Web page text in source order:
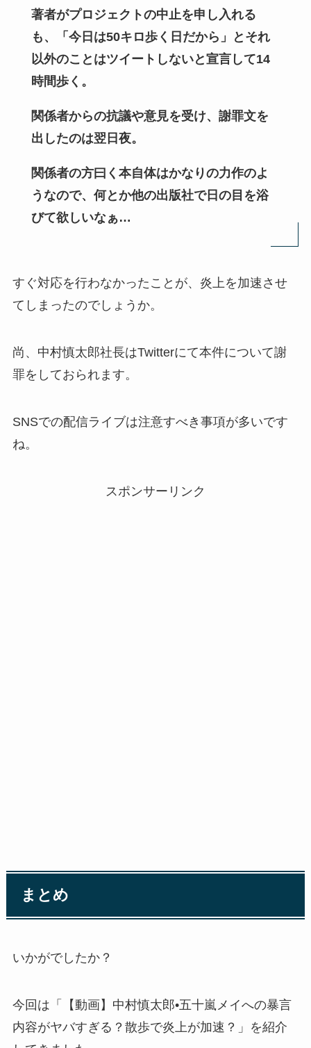
著者がプロジェクトの中止を申し入れる
も、「今日は50キロ歩く日だから」とそれ
以外のことはツイートしないと宣言して14
時間歩く。
関係者からの抗議や意見を受け、謝罪文を
出したのは翌日夜。
関係者の方曰く本自体はかなりの力作のよ
うなので、何とか他の出版社で日の目を浴
びて欲しいなぁ…
すぐ対応を行わなかったことが、炎上を加速させ
てしまったのでしょうか。
尚、中村慎太郎社長はTwitterにて本件について謝
罪をしておられます。
SNSでの配信ライブは注意すべき事項が多いです
ね。
スポンサーリンク
まとめ
いかがでしたか？
今回は「【動画】中村慎太郎•五十嵐メイへの暴言
内容がヤバすぎる？散歩で炎上が加速？」を紹介